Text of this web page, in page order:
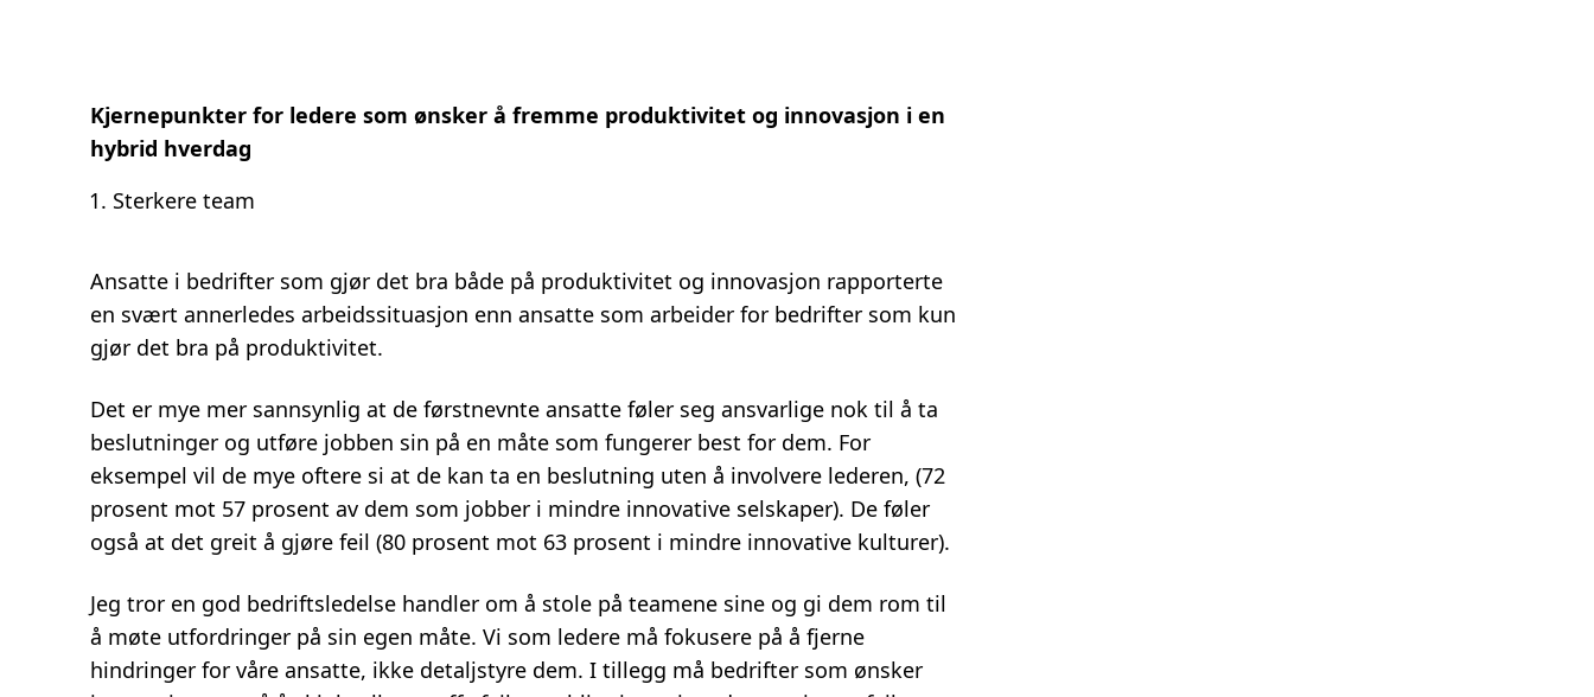
Kjernepunkter for ledere som ønsker å fremme produktivitet og innovasjon i en
hybrid hverdag
Sterkere team
Ansatte i bedrifter som gjør det bra både på produktivitet og innovasjon rapporterte
en svært annerledes arbeidssituasjon enn ansatte som arbeider for bedrifter som kun
gjør det bra på produktivitet.
Det er mye mer sannsynlig at de førstnevnte ansatte føler seg ansvarlige nok til å ta
beslutninger og utføre jobben sin på en måte som fungerer best for dem. For
eksempel vil de mye oftere si at de kan ta en beslutning uten å involvere lederen, (72
prosent mot 57 prosent av dem som jobber i mindre innovative selskaper). De føler
også at det greit å gjøre feil (80 prosent mot 63 prosent i mindre innovative kulturer).
Jeg tror en god bedriftsledelse handler om å stole på teamene sine og gi dem rom til
å møte utfordringer på sin egen måte. Vi som ledere må fokusere på å fjerne
hindringer for våre ansatte, ikke detaljstyre dem. I tillegg må bedrifter som ønsker